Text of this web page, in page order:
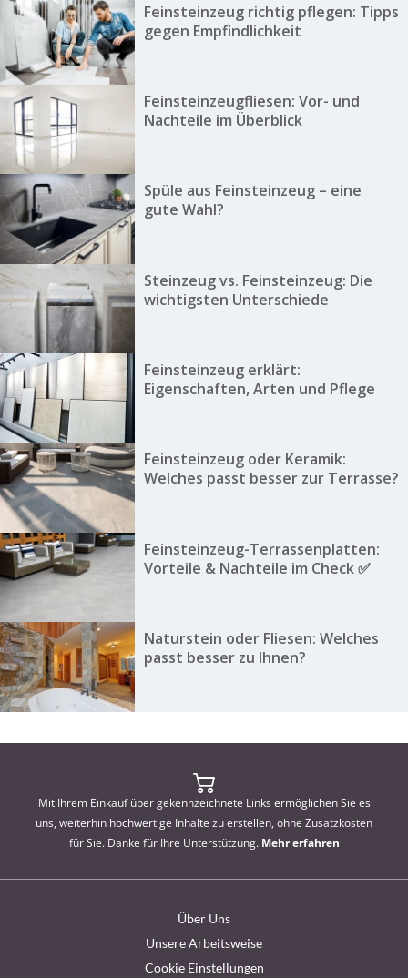
Feinsteinzeug richtig pflegen: Tipps
gegen Empfindlichkeit
Feinsteinzeugfliesen: Vor- und
Nachteile im Überblick
Spüle aus Feinsteinzeug – eine
gute Wahl?
Steinzeug vs. Feinsteinzeug: Die
wichtigsten Unterschiede
Feinsteinzeug erklärt:
Eigenschaften, Arten und Pflege
Feinsteinzeug oder Keramik:
Welches passt besser zur Terrasse?
Feinsteinzeug-Terrassenplatten:
Vorteile & Nachteile im Check ✅
Naturstein oder Fliesen: Welches
passt besser zu Ihnen?
Mit Ihrem Einkauf über gekennzeichnete Links ermöglichen Sie es
uns, weiterhin hochwertige Inhalte zu erstellen, ohne Zusatzkosten
für Sie. Danke für Ihre Unterstützung. Mehr erfahren
Über Uns
Unsere Arbeitsweise
Cookie Einstellungen